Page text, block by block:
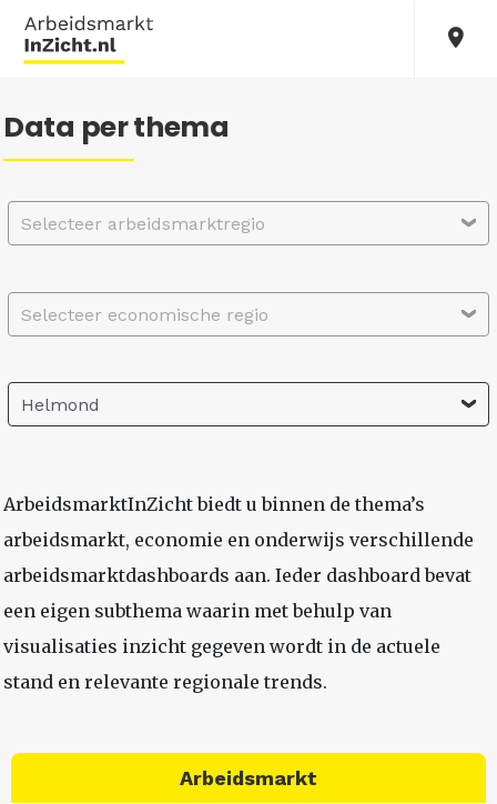
Data per thema
Selecteer arbeidsmarktregio
Selecteer economische regio
Helmond
ArbeidsmarktInZicht biedt u binnen de thema’s
arbeidsmarkt, economie en onderwijs verschillende
arbeidsmarktdashboards aan. Ieder dashboard bevat
een eigen subthema waarin met behulp van
visualisaties inzicht gegeven wordt in de actuele
stand en relevante regionale trends.
Arbeidsmarkt